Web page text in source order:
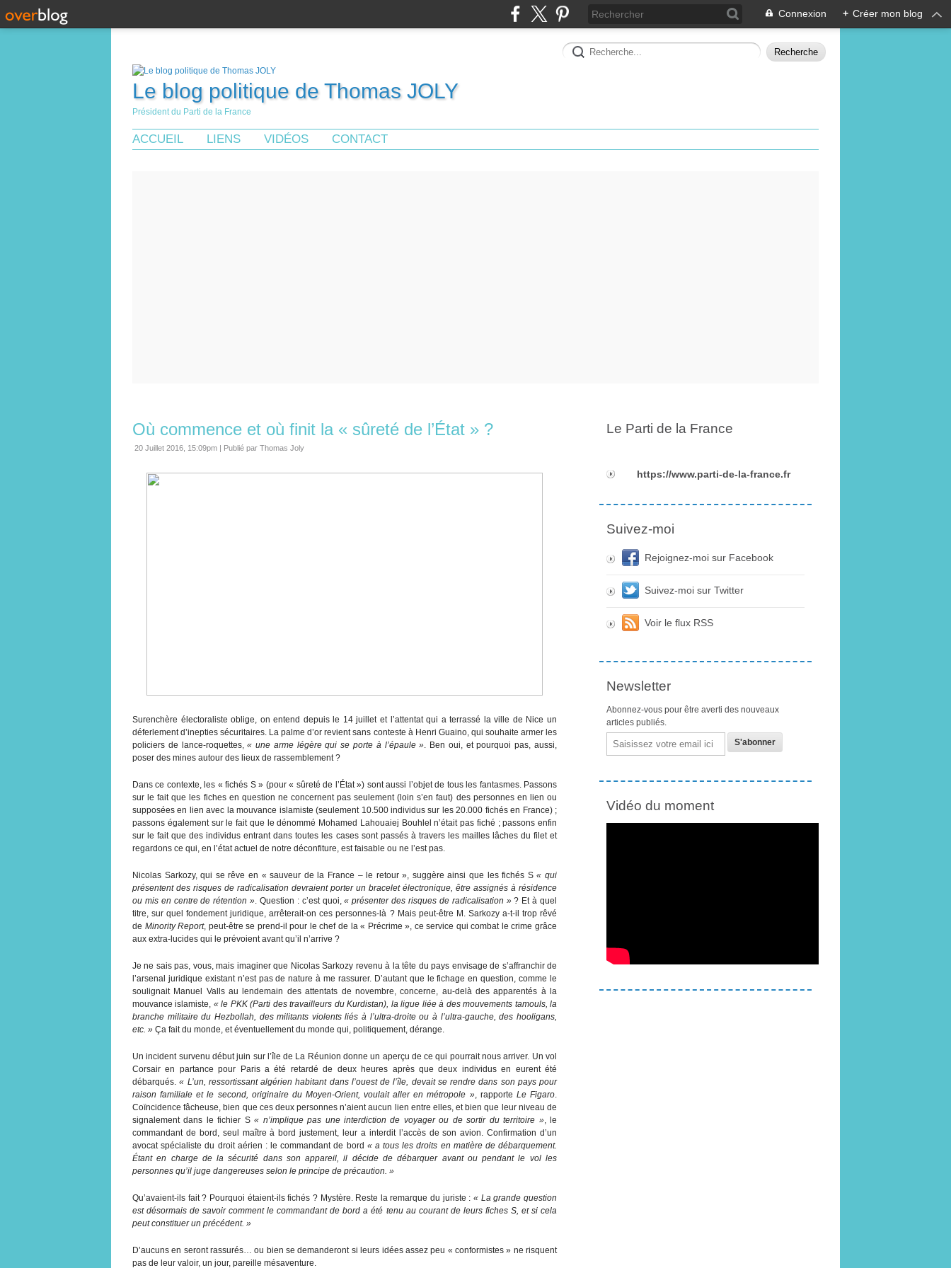
Connexion + Créer mon blog
Le blog politique de Thomas JOLY
Président du Parti de la France
ACCUEIL LIENS VIDÉOS CONTACT
Où commence et où finit la « sûreté de l’État » ?
20 Juillet 2016, 15:09pm | Publié par Thomas Joly
Surenchère électoraliste oblige, on entend depuis le 14 juillet et l’attentat qui a terrassé la ville de Nice un
déferlement d’inepties sécuritaires. La palme d’or revient sans conteste à Henri Guaino, qui souhaite armer les
policiers de lance-roquettes,« une arme légère qui se porte à l’épaule ». Ben oui, et pourquoi pas, aussi,
poser des mines autour des lieux de rassemblement ?
Dans ce contexte, les « fichés S » (pour « sûreté de l’État ») sont aussi l’objet de tous les fantasmes. Passons
sur le fait que les fiches en question ne concernent pas seulement (loin s’en faut) des personnes en lien ou
supposées en lien avec la mouvance islamiste (seulement 10.500 individus sur les 20.000 fichés en France) ;
passons également sur le fait que le dénommé Mohamed Lahouaiej Bouhlel n’était pas fiché ; passons enfin
sur le fait que des individus entrant dans toutes les cases sont passés à travers les mailles lâches du filet et
regardons ce qui, en l’état actuel de notre déconfiture, est faisable ou ne l’est pas.
Nicolas Sarkozy, qui se rêve en « sauveur de la France – le retour », suggère ainsi que les fichés S« qui
présentent des risques de radicalisation devraient porter un bracelet électronique, être assignés à résidence
ou mis en centre de rétention ». Question : c’est quoi,« présenter des risques de radicalisation »? Et à quel
titre, sur quel fondement juridique, arrêterait-on ces personnes-là ? Mais peut-être M. Sarkozy a-t-il trop rêvé
de Minority Report, peut-être se prend-il pour le chef de la « Précrime », ce service qui combat le crime grâce
aux extra-lucides qui le prévoient avant qu’il n’arrive ?
Je ne sais pas, vous, mais imaginer que Nicolas Sarkozy revenu à la tête du pays envisage de s’affranchir de
l’arsenal juridique existant n’est pas de nature à me rassurer. D’autant que le fichage en question, comme le
soulignait Manuel Valls au lendemain des attentats de novembre, concerne, au-delà des apparentés à la
mouvance islamiste, « le PKK (Parti des travailleurs du Kurdistan), la ligue liée à des mouvements tamouls, la
branche militaire du Hezbollah, des militants violents liés à l’ultra-droite ou à l’ultra-gauche, des hooligans,
etc. » Ça fait du monde, et éventuellement du monde qui, politiquement, dérange.
Un incident survenu début juin sur l’île de La Réunion donne un aperçu de ce qui pourrait nous arriver. Un vol
Corsair en partance pour Paris a été retardé de deux heures après que deux individus en eurent été
débarqués.« L’un, ressortissant algérien habitant dans l’ouest de l’île, devait se rendre dans son pays pour
raison familiale et le second, originaire du Moyen-Orient, voulait aller en métropole », rapporte Le Figaro.
Coïncidence fâcheuse, bien que ces deux personnes n’aient aucun lien entre elles, et bien que leur niveau de
signalement dans le fichier S« n’implique pas une interdiction de voyager ou de sortir du territoire », le
commandant de bord, seul maître à bord justement, leur a interdit l’accès de son avion. Confirmation d’un
avocat spécialiste du droit aérien : le commandant de bord « a tous les droits en matière de débarquement.
Étant en charge de la sécurité dans son appareil, il décide de débarquer avant ou pendant le vol les
personnes qu’il juge dangereuses selon le principe de précaution. »
Qu’avaient-ils fait ? Pourquoi étaient-ils fichés ? Mystère. Reste la remarque du juriste :« La grande question
est désormais de savoir comment le commandant de bord a été tenu au courant de leurs fiches S, et si cela
peut constituer un précédent. »
D’aucuns en seront rassurés… ou bien se demanderont si leurs idées assez peu « conformistes » ne risquent
pas de leur valoir, un jour, pareille mésaventure.
Le Parti de la France
https://www.parti-de-la-france.fr
Suivez-moi
Rejoignez-moi sur Facebook
Suivez-moi sur Twitter
Voir le flux RSS
Newsletter
Abonnez-vous pour être averti des nouveaux
articles publiés.
Email
Vidéo du moment